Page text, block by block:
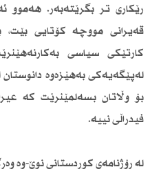
رێكاری تر بگرێتەبەر. هەموو
قەیرانی مووچە كۆتایی بێت،
كارتێكی سیاسی
لەپێگەیەكی بەهێزەوە دانوستان
بۆ وڵاتان بسەلمێنرێت كە
فیدراڵی نییە.
لە رۆژنامەی كوردستانی نوێ-وە